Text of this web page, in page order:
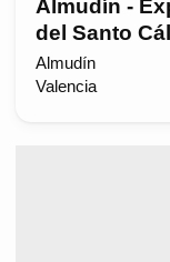
Almudín -
del Santo
Almudín
Valencia